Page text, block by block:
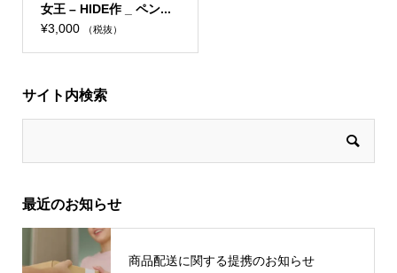
女王 – HIDE作 _ ペン...
¥3,000 （税抜）
サイト内検索
最近のお知らせ
商品配送に関する提携のお知らせ